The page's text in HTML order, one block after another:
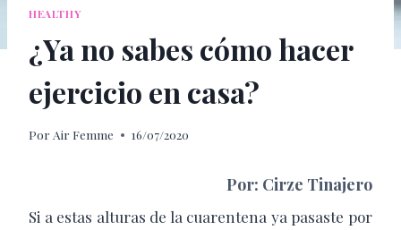
HEALTHY
¿Ya no sabes cómo hacer
ejercicio en casa?
Por Air Femme 16/07/2020
Por: Cirze Tinajero
Si a estas alturas de la cuarentena ya pasaste por